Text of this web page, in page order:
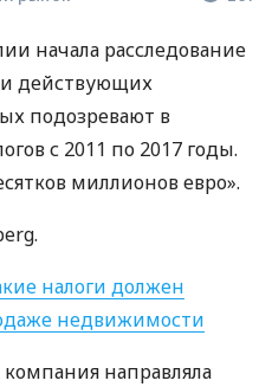
начала расследование
действующих
подозревают в
с 2011 по 2017 годы.
миллионов евро».
налоги должен
недвижимости
направляла